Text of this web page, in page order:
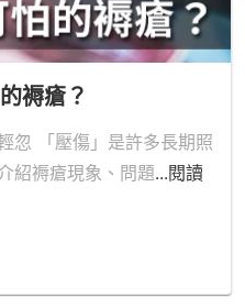
褥瘡？
忽 「壓傷」是許多長期照
紹褥瘡現象、問題...閱讀